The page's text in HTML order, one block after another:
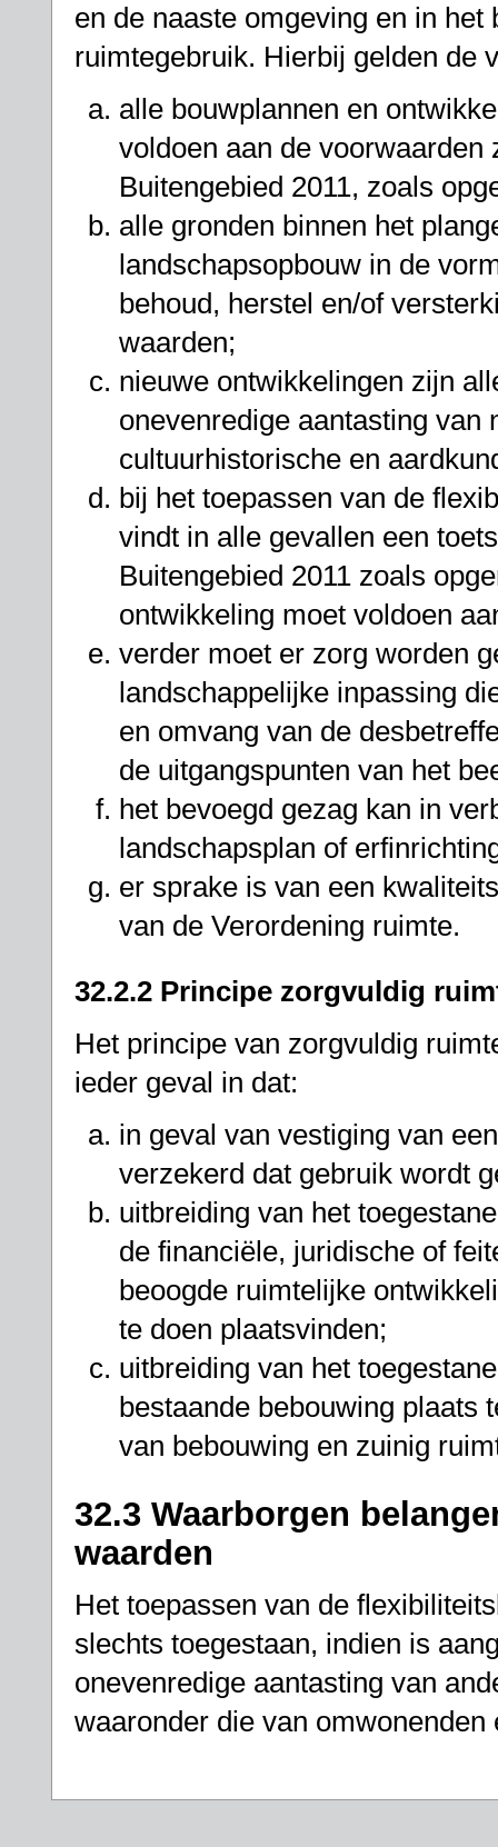
en de naaste omgeving en in
ruimtegebruik. Hierbij gelden de
alle bouwplannen en
voldoen aan de
Buitengebied 2011, zoals
alle gronden binnen het
landschapsopbouw in de
behoud, herstel en/of
waarden;
nieuwe ontwikkelingen zijn
onevenredige aantasting van
cultuurhistorische en
bij het toepassen van de
vindt in alle gevallen een
Buitengebied 2011 zoals
ontwikkeling moet voldoen
verder moet er zorg worden
landschappelijke inpassing
en omvang van de
de uitgangspunten van het
het bevoegd gezag kan in
landschapsplan of
er sprake is van een
van de Verordening ruimte.
32.2.2 Principe zorgvuldig
Het principe van zorgvuldig
ieder geval in dat:
in geval van vestiging van
verzekerd dat gebruik wordt
uitbreiding van het
de financiële, juridische of
beoogde ruimtelijke
te doen plaatsvinden;
uitbreiding van het
bestaande bebouwing plaats
van bebouwing en zuinig
32.3 Waarborgen
waarden
Het toepassen van de
slechts toegestaan, indien is
onevenredige aantasting van
waaronder die van